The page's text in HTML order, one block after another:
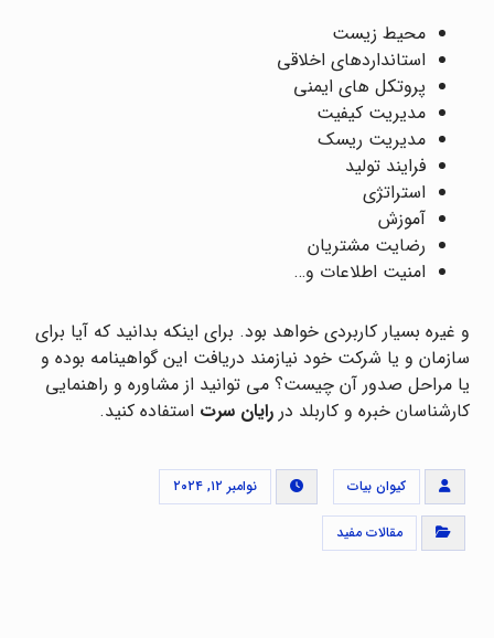
محیط زیست
استانداردهای اخلاقی
پروتکل های ایمنی
مدیریت کیفیت
مدیریت ریسک
فرایند تولید
استراتژی
آموزش
رضایت مشتریان
امنیت اطلاعات و…
و غیره بسیار کاربردی خواهد بود. برای اینکه بدانید که آیا برای
سازمان و یا شرکت خود نیازمند دریافت این گواهینامه بوده و
یا مراحل صدور آن چیست؟ می توانید از مشاوره و راهنمایی
کارشناسان خبره و کاربلد دررایان سرت استفاده کنید.
کیوان بیات نوامبر ۱۲, ۲۰۲۴
مقالات مفید